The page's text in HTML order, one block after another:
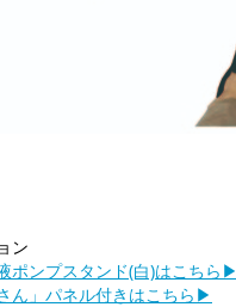
ン
ポンプスタンド(白)はこちら▶︎
ん」パネル付きはこちら▶︎